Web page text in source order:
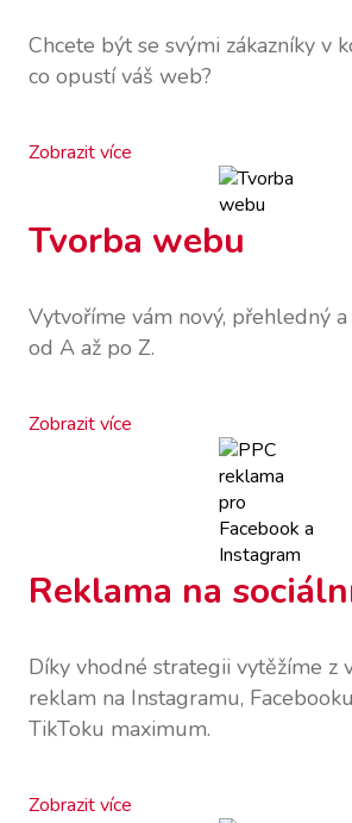
Chcete být se svými zákazníky v
co opustí váš web?
Zobrazit více
Tvorba webu
Vytvoříme vám nový, přehledný
od A až po Z.
Zobrazit více
Reklama na
Díky vhodné strategii vytěžíme z
reklam na Instagramu,
TikToku maximum.
Zobrazit více